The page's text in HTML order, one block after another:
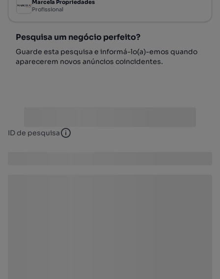
Marcela Propriedades
Profissional
Pesquisa um negócio perfeito?
Guarde esta pesquisa e informá-lo(a)-emos quando
aparecerem novos anúncios coincidentes.
ID de pesquisa ID de pesquisa